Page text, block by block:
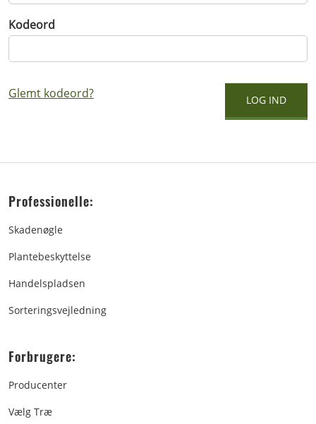
Kodeord
Glemt kodeord?
Professionelle:
Skadenøgle
Plantebeskyttelse
Handelspladsen
Sorteringsvejledning
Forbrugere:
Producenter
Vælg Træ